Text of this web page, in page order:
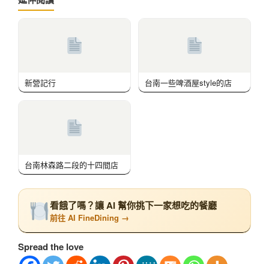
新營記行 台南一些啤酒屋style的店
台南林森路二段的十四間店
看餓了嗎？讓 AI 幫你挑下一家想吃的餐廳
前往 AI FineDining →
Spread the love